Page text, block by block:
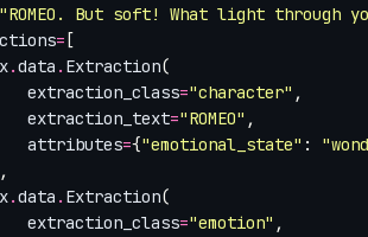
"ROMEO. But soft! What light
= [
.data . Extraction(
extraction_class="character" ,
extraction_text="ROMEO" ,
attributes={"emotional_state" :
.data . Extraction(
extraction_class="emotion" ,